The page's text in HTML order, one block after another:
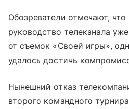
Обозреватели отмечают, что
руководство телеканала
от съемок «Своей игры»,
удалось достичь
Нынешний отказ
второго командного